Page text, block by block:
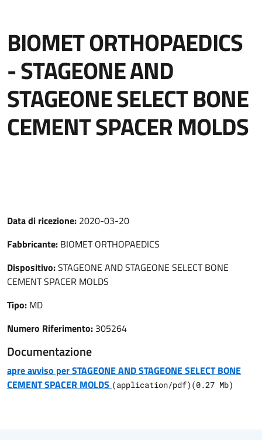
BIOMET ORTHOPAEDICS
- STAGEONE AND
STAGEONE SELECT BONE
CEMENT SPACER MOLDS
Data di ricezione: 2020-03-20
Fabbricante: BIOMET ORTHOPAEDICS
Dispositivo:STAGEONE AND STAGEONE SELECT BONE
CEMENT SPACER MOLDS
Tipo: MD
Numero Riferimento: 305264
Documentazione
apre avviso per STAGEONE AND STAGEONE SELECT BONE
CEMENT SPACER MOLDS (application/pdf) (0.27 Mb)